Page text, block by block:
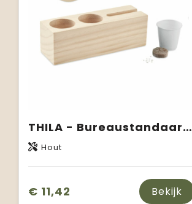
THILA - Bureaustandaard met zadenkit
Hout
€ 11,42 Bekijk